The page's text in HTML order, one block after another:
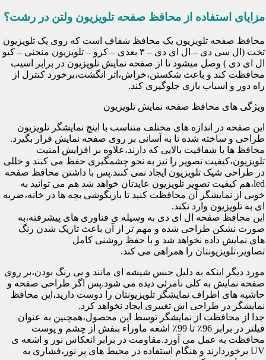
مزایای استفاده از محافظ صفحه تلویزیون ولتن در رشت؟
محافظ صفحه تلویزیون یک محافظ شفاف است که روی یک تلویزیون
تخت (ال سی دی – ال ای دی – ۳ بعدی – کرو – تلویزیون منحنی – کیو
ال ای دی ) وصل میشود تا از صفحه نمایش تلویزیون در برابر اسیب
محافظت کند و باعث شکستن،خراش،اثر انگشت،برخورد کنترل از
راه دور و اسباب بازی جلوگیری کند.
ویژگی های محافظ صفحه نمایش تلویزیون
این صفحه در اندازه های مختلف متناسب با اینچ نمایشگر تلویزیون
طراحی و ساخته شده تا به آسانی بر روی صفحه نمایش قرار بگیرد.
محافظ ها با شفافیت بالایی که دارند،علاوه بر افزایش امنیت
تلویزیون،کیفیت تصویر را نیز به نحو چشمگیری حفظ می کنند و خللی
در طراحی شیک تلویزیون ایجاد نمی کنند.پس با داشتن محافظ صفحه
led،هم کیفیت تصویر تلویزیون عایدتان خواهد شد هم می توانید به
خوبی از نمایشگر آن محافظت کنید تا بازیگوشی بچه ها در خانه،ضربه
ای به تلویزیون وارد نکند.
این محافظ صفحه ال ای دی به وسیله ی فناوری های پیشرفته،به
صورت نشکن طراحی شده و مهم تر از آن باعث تاریک شدن رنگ
های نمایش داده نخواهد شد و با حفظ روشنی کامل
تصاویر،تلویزیونتان را همراهی می کند.
مورد دیگر اینکه به دلیل جنس شیشه ای مانند و بی رنگ بودن،بر روی
صفحه نمایش به کلی نامرئی دیده می شود.پس اگر طراحی صفحه و
حاشیه های اطراف نمایشگر تلویزیونتان را دوست دارید،این محافظ
نمایشگر در طراحی اش تغییری ایجاد نخواهد کرد.
جدا از محافظت از نمایشگر توسط این محصول،همچنین به عنوان
فیلتر در برابر 96٪ تا 99٪ اشعه ماوراء بنفش از چشم و پوست
محافظت به عمل می آورد.مقاومت در برابر انعکاس نور و اشعه ی
UV برخوردارند و هنگام استفاده در محیط های پر نور،فشاری به